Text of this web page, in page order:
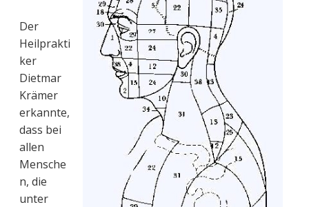
Der
Heilprakti
ker
Dietmar
Krämer
erkannte,
dass bei
allen
Mensche
n, die
unter